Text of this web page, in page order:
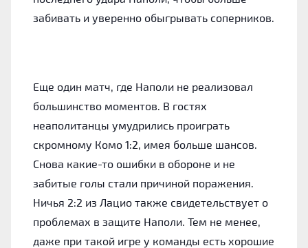
забивать и уверенно обыгрывать соперников.
Еще один матч, где Наполи не реализовал
большинство моментов. В гостях
неаполитанцы умудрились проиграть
скромному Комо 1:2, имея больше шансов.
Снова какие-то ошибки в обороне и не
забитые голы стали причиной поражения.
Ничья 2:2 из Лацио также свидетельствует о
проблемах в защите Наполи. Тем не менее,
даже при такой игре у команды есть хорошие